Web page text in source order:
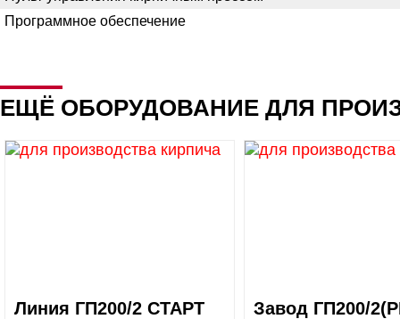
Программное обеспечение
ЕЩЁ ОБОРУДОВАНИЕ ДЛЯ
Линия ГП200/2 СТАРТ Завод ГП200/